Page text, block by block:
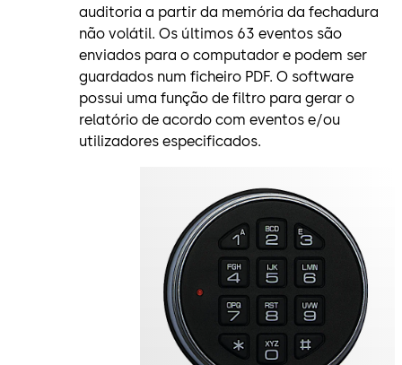
auditoria a partir da memória da fechadura
não volátil. Os últimos 63 eventos são
enviados para o computador e podem ser
guardados num ficheiro PDF. O software
possui uma função de filtro para gerar o
relatório de acordo com eventos e/ou
utilizadores especificados.